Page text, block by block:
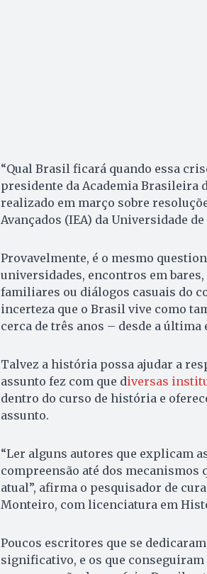
“Qual Brasil ficará quando essa
presidente da Academia Brasileira
realizado em março sobre
Avançados (IEA) da Universidade de
Provavelmente, é o mesmo
universidades, encontros em
familiares ou diálogos casuais do
incerteza que o Brasil vive como
cerca de três anos – desde a
Talvez a história possa ajudar a
assunto fez com que diversas
dentro do curso de história e
assunto.
“Ler alguns autores que explicam
compreensão até dos mecanismos
atual”, afirma o pesquisador de
Monteiro, com licenciatura em
Poucos escritores que se
significativo, e os que